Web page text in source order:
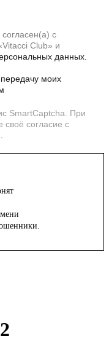
с
Club» и
данных.
передачу моих
SmartCaptcha. При
своё согласие с